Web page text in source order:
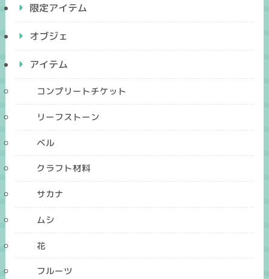
限定アイテム
オブジェ
アイテム
コンプリートチケット
リーフストーン
ベル
クラフト材料
サカナ
ムシ
花
フルーツ